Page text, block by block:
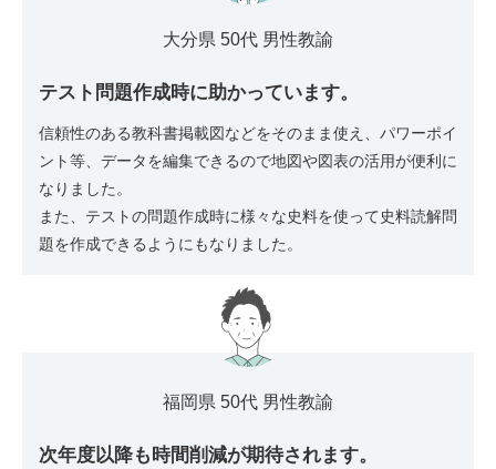
大分県 50代 男性教諭
テスト問題作成時に助かっています。
信頼性のある教科書掲載図などをそのまま使え、パワーポイ
ント等、データを編集できるので地図や図表の活用が便利に
なりました。
また、テストの問題作成時に様々な史料を使って史料読解問
題を作成できるようにもなりました。
福岡県 50代 男性教諭
次年度以降も時間削減が期待されます。